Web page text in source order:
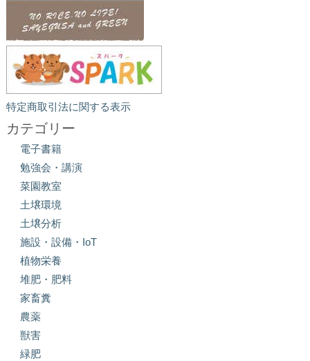
特定商取引法に関する表示
カテゴリー
電子書籍
勉強会・講演
菜園教室
土壌環境
土壌分析
施設・設備・IoT
植物栄養
堆肥・肥料
家畜糞
農薬
獣害
緑肥